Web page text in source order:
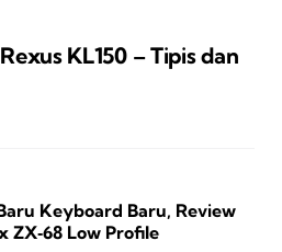
KL150 – Tipis dan
Keyboard Baru, Review
ZX‑68 Low Profile